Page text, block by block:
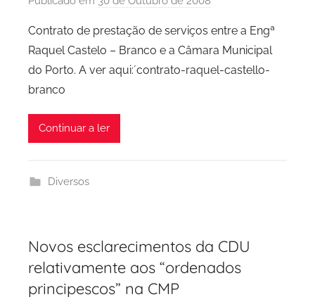
r
P
C
t
Contrato de prestação de serviços entre a Engª
Raquel Castelo – Branco e a Câmara Municipal
do Porto. A ver aqui:´contrato-raquel-castello-
branco
Continuar a ler
Diversos
Novos esclarecimentos da CDU
relativamente aos “ordenados
principescos” na CMP